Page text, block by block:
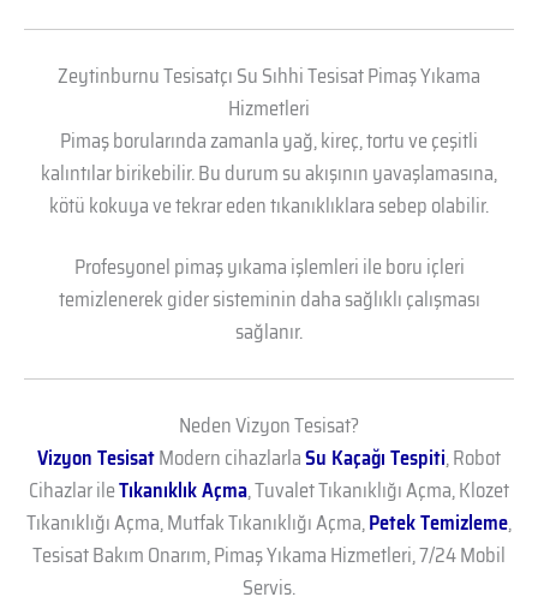
Zeytinburnu Tesisatçı Su Sıhhi Tesisat Pimaş Yıkama
Hizmetleri
Pimaş borularında zamanla yağ, kireç, tortu ve çeşitli
kalıntılar birikebilir. Bu durum su akışının yavaşlamasına,
kötü kokuya ve tekrar eden tıkanıklıklara sebep olabilir.
Profesyonel pimaş yıkama işlemleri ile boru içleri
temizlenerek gider sisteminin daha sağlıklı çalışması
sağlanır.
Neden Vizyon Tesisat?
Vizyon TesisatModern cihazlarlaSu Kaçağı Tespiti, Robot
Cihazlar ileTıkanıklık Açma, Tuvalet Tıkanıklığı Açma, Klozet
Tıkanıklığı Açma, Mutfak Tıkanıklığı Açma,Petek Temizleme,
Tesisat Bakım Onarım, Pimaş Yıkama Hizmetleri, 7/24 Mobil
Servis.